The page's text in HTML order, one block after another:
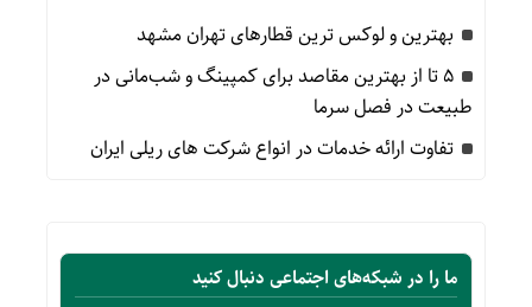
بهترین و لوکس ترین قطارهای تهران مشهد
۵ تا از بهترین مقاصد برای کمپینگ و شب‌مانی در
طبیعت در فصل سرما
تفاوت ارائه خدمات در انواع شرکت های ریلی ایران
ما را در شبکه‌های اجتماعی دنبال کنید